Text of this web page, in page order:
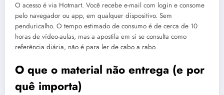
O acesso é via Hotmart. Você recebe e-mail com login e consome
pelo navegador ou app, em qualquer dispositivo. Sem
penduricalho. O tempo estimado de consumo é de cerca de 10
horas de vídeo-aulas, mas a apostila em si se consulta como
referência diária, não é para ler de cabo a rabo.
O que o material não entrega (e por
quê importa)